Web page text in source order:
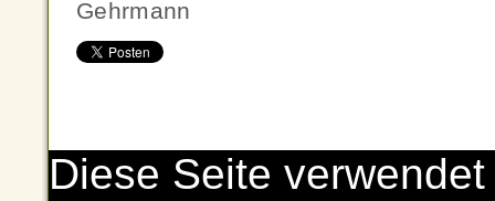
Gehrmann
Diese Seite